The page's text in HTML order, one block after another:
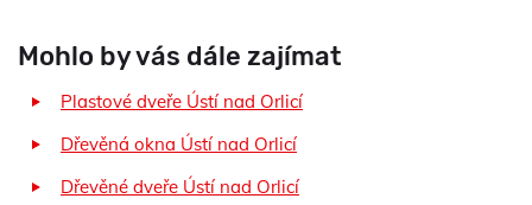
Mohlo by vás dále zajímat
Plastové dveře Ústí nad Orlicí
Dřevěná okna Ústí nad Orlicí
Dřevěné dveře Ústí nad Orlicí